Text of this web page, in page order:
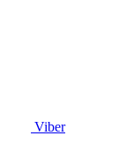
Viber